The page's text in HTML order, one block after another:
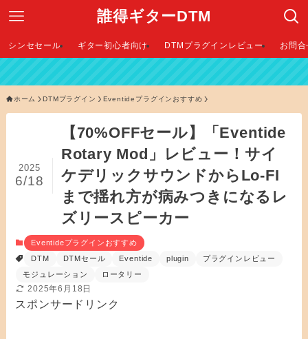
誰得ギターDTM
シンセセール ギター初心者向け DTMプラグインレビュー お問
ホーム DTMプラグイン Eventideプラグインおすすめ
【70%OFFセール】「Eventide
Rotary Mod」レビュー！サイ
ケデリックサウンドからLo-FI
まで揺れ方が病みつきになるレ
ズリースピーカー
2025
6/18
Eventideプラグインおすすめ
DTM
DTMセール Eventide plugin
プラグインレビュー
モジュレーション
ロータリー
2025年6月18日
スポンサードリンク